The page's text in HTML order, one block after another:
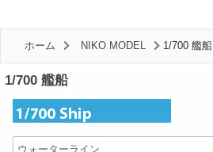
ホーム NIKO MODEL 1/700 艦船
1/700 艦船
ウォーターライン